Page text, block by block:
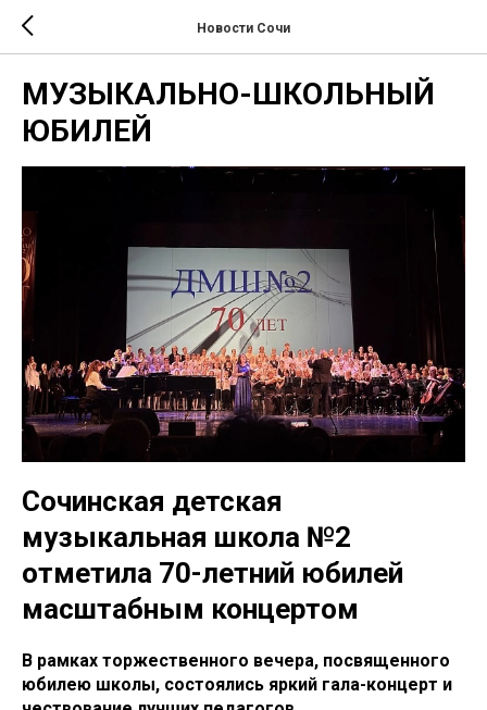
Новости Сочи
МУЗЫКАЛЬНО-ШКОЛЬНЫЙ
ЮБИЛЕЙ
Сочинская детская
музыкальная школа №2
отметила 70-летний юбилей
масштабным концертом
В рамках торжественного вечера, посвященного
юбилею школы, состоялись яркий гала-концерт и